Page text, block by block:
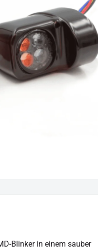
Blinker in einem sauber